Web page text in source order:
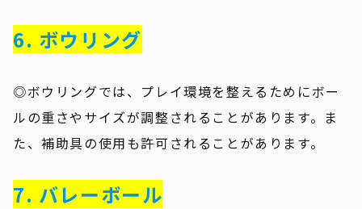
6. ボウリング
◎ボウリングでは、プレイ環境を整えるためにボー
ルの重さやサイズが調整されることがあります。ま
た、補助具の使用も許可されることがあります。
7. バレーボール